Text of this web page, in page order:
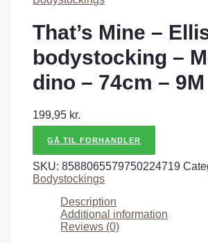
That’s Mine –
bodystocking –
dino – 74cm – 9M
199,95 kr.
GÅ TIL FORHANDLER
SKU:8588065579750224719
Bodystockings
Description
Additional information
Reviews (0)